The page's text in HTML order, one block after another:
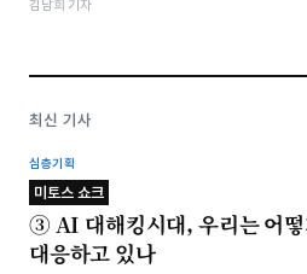
김남희 기자
최신 기사
심층기획
미토스 쇼크
③ AI 대해킹시대, 우리는 어
대응하고 있나